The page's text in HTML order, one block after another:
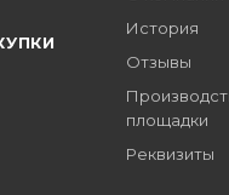
История
Отзывы
площадки
Реквизиты